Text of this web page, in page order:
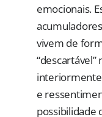
emocionais.
vivem de
“descartável”
e
possibilidade